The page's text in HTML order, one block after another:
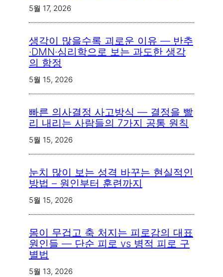
5월 17, 2026
생각이 많을수록 괴로운 이유 — 반추
·DMN·심리학으로 보는 과도한 생각
의 함정
5월 15, 2026
빠른 의사결정 사고방식 — 결정을 빨
리 내리는 사람들의 7가지 공통 원칙
5월 15, 2026
눈치 많이 보는 성격 바꾸는 현실적인
방법 – 원인부터 훈련까지
5월 15, 2026
몸이 무겁고 축 처지는 피로감의 대표
원인들 — 단순 피로 vs 병적 피로 구
별법
5월 13, 2026